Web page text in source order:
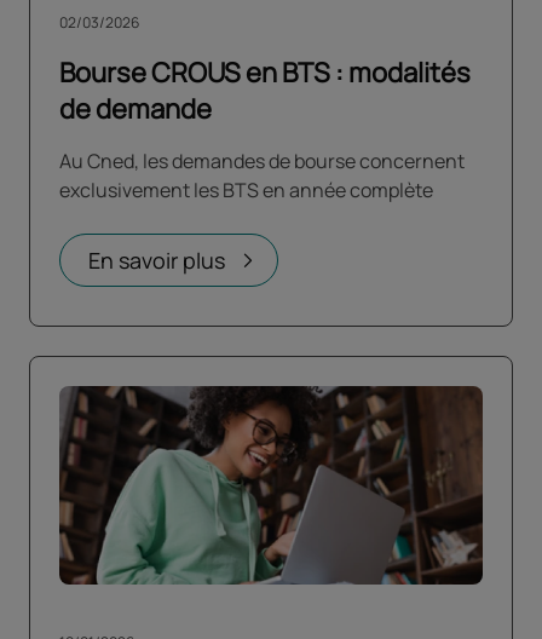
Bourse CROUS en BTS : modalités
de demande
02/03/2026
Au Cned, les demandes de bourse concernent
exclusivement les BTS en année complète
En savoir plus